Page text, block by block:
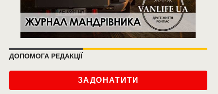
ДОПОМОГА РЕДАКЦІЇ
ЗАДОНАТИТИ